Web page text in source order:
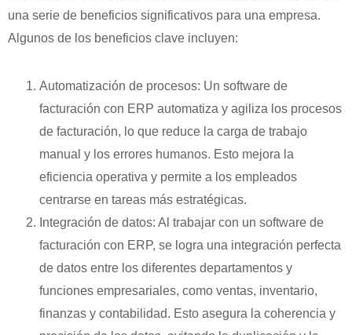
una serie de beneficios significativos para una empresa.
Algunos de los beneficios clave incluyen:
Automatización de procesos: Un software de
facturación con ERP automatiza y agiliza los procesos
de facturación, lo que reduce la carga de trabajo
manual y los errores humanos. Esto mejora la
eficiencia operativa y permite a los empleados
centrarse en tareas más estratégicas.
Integración de datos: Al trabajar con un software de
facturación con ERP, se logra una integración perfecta
de datos entre los diferentes departamentos y
funciones empresariales, como ventas, inventario,
finanzas y contabilidad. Esto asegura la coherencia y